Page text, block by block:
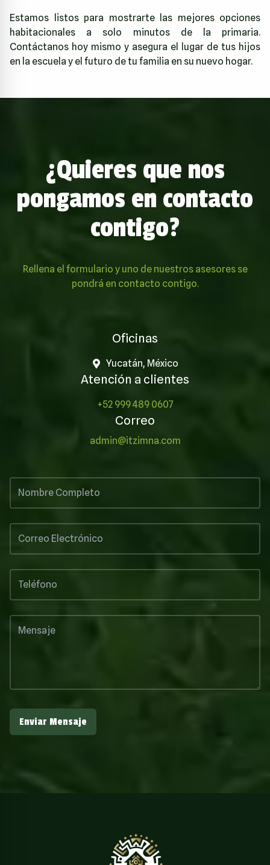
Estamos listos para mostrarte las mejores opciones
habitacionales a solo minutos de la primaria.
Contáctanos hoy mismo y asegura el lugar de tus hijos
en la escuela y el futuro de tu familia en su nuevo hogar.
¿Quieres que nos
pongamos en contacto
contigo?
Rellena el formulario y uno de nuestros asesores se
pondrá en contacto contigo.
Oficinas
Yucatán, México
Atención a clientes
+52 999 489 0607
Correo
admin@itzimna.com
Enviar Mensaje